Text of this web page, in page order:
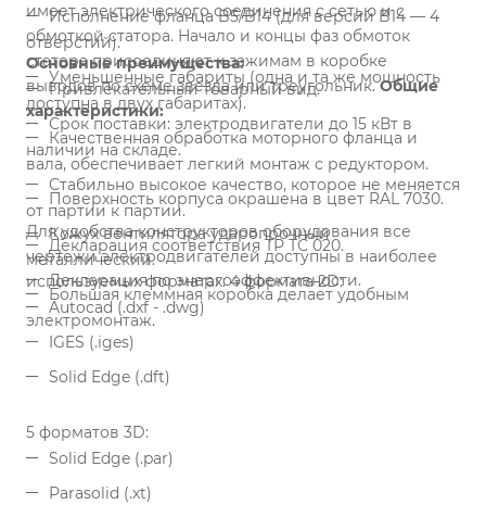
имеет электрического соединения с сетью и с
обмоткой статора. Начало и концы фаз обмоток
статора присоединяют к зажимам в коробке
выводов по схеме звезда или треугольник.Общие
характеристики:
Исполнение фланца B5/B14 (для версии B14 — 4
отверстий).
Уменьшенные габариты (одна и та же мощность
доступна в двух габаритах).
Качественная обработка моторного фланца и
вала, обеспечивает легкий монтаж с редуктором.
Поверхность корпуса окрашена в цвет RAL 7030.
Кожух вентилятора ударопрочный
металлический.
Большая клеммная коробка делает удобным
электромонтаж.
Основные преимущества:
Привлекательный товарный вид.
Срок поставки: электродвигатели до 15 кВт в
наличии на складе.
Стабильно высокое качество, которое не меняется
от партии к партии.
Декларация соответствия ТР ТС 020.
Декларация по энергоэффективности.
Для удобства конструкторов оборудования все
чертежи электродвигателей доступны в наиболее
используемых форматах:4 формата 2D:
Autocad (.dxf - .dwg)
IGES (.iges)
Solid Edge (.dft)
5 форматов 3D:
Solid Edge (.par)
Parasolid (.xt)